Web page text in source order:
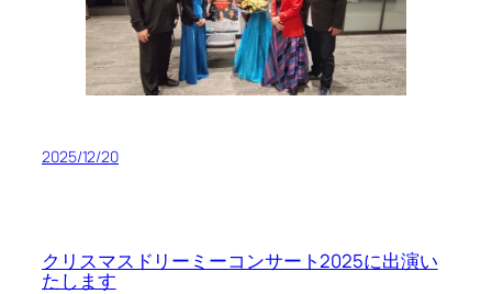
2025/12/20
クリスマスドリーミーコンサート2025に出演い
たします